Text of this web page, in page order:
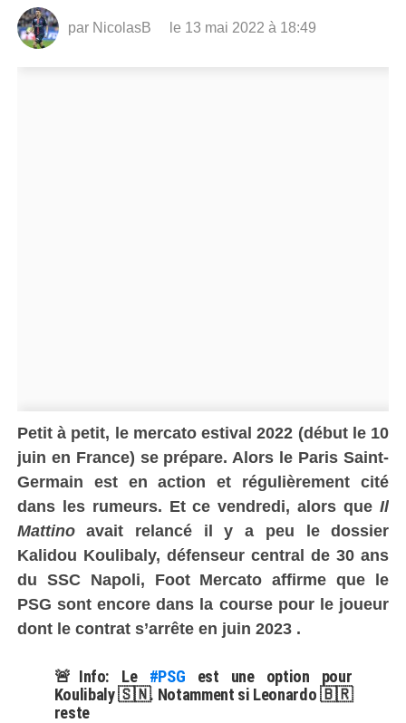
par NicolasB le 13 mai 2022 à 18:49
Petit à petit, le mercato estival 2022 (début le 10
juin en France) se prépare. Alors le Paris Saint-
Germain est en action et régulièrement cité
dans les rumeurs. Et ce vendredi, alors queIl
Mattinoavait relancé il y a peu le dossier
Kalidou Koulibaly, défenseur central de 30 ans
du SSC Napoli, Foot Mercato affirme que le
PSG sont encore dans la course pour le joueur
dont le contrat s’arrête en juin 2023 .
🚨Info: Le #PSG est une option pour
Koulibaly 🇸🇳. Notamment si Leonardo 🇧🇷
reste